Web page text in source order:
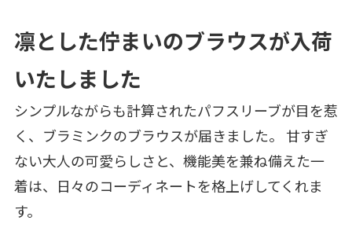
凛とした佇まいのブラウスが入荷
いたしました
シンプルながらも計算されたパフスリーブが目を惹
く、ブラミンクのブラウスが届きました。 甘すぎ
ない大人の可愛らしさと、機能美を兼ね備えた一
着は、日々のコーディネートを格上げしてくれま
す。